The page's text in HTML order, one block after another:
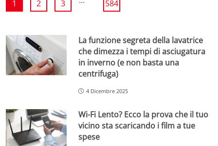
1 2 3 584
La funzione segreta della lavatrice
che dimezza i tempi di asciugatura
in inverno (e non basta una
centrifuga)
4 Dicembre 2025
Wi-Fi Lento? Ecco la prova che il tuo
vicino sta scaricando i film a tue
spese